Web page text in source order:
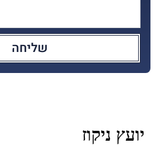
שליחה
יועץ ניקוז